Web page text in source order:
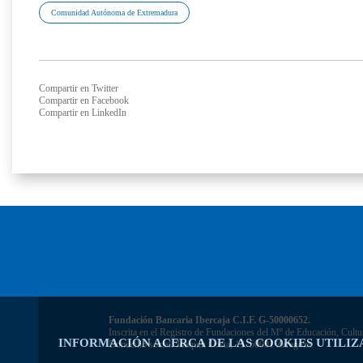
INFORMACIÓN ACERCA DE LAS COOKIES
Comunidad Autónoma de Extremadura
Compartir en Twitter
Compartir en Facebook
Compartir en LinkedIn
Fundación Bancaria Ibercaja C.I.F. G-50000652.
Inscrita en el Registro de Fundaciones del Mº de Educación,
Domicilio social: Joaquín Costa, 13. 50001 Zaragoza.